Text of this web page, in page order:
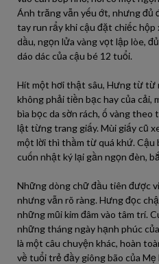
Ánh trăng vẫn yếu ớt, nhưng đủ
tay run rẩy khi cậu đặt chiếc hộp
dầu, ngọn lửa vàng vọt lập lòe,
dáo dác của cậu bé 12 tuổi.
Hít một hơi thật sâu, Hưng từ từ
không phải tiền bạc hay của cải,
bìa bọc da sờn rách, ố vàng theo
lật từng trang giấy. Mùi giấy cũ
một lời thì thầm từ quá khứ. Cậu
cuốn nhật ký lại gần ngọn đèn,
Những dòng chữ đầu tiên được
nhưng vẫn rõ ràng. Hưng đọc
những mũi kim đâm vào tâm trí.
những tháng ngày hạnh phúc
là một câu chuyện khác, hoàn
về tuổi trẻ đầy giông bão của